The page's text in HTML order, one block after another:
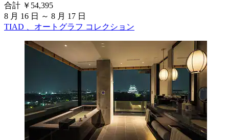
合計 ￥54,395
8 月 16 日 ～ 8 月 17 日
TIAD 、オートグラフ コレクション